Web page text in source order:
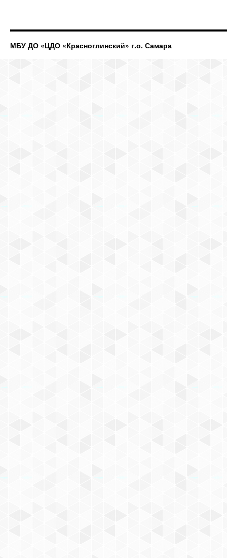
МБУ ДО «ЦДО «Красноглинский» г.о. Самара